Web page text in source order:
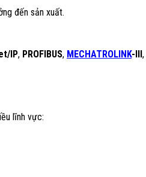
đến sản xuất.
IP, PROFIBUS, MECHATROLINK-III
lĩnh vực: